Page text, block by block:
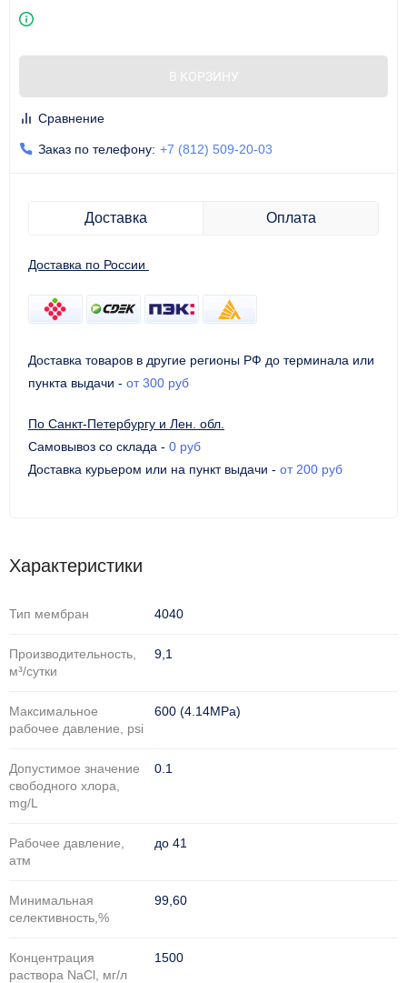
В КОРЗИНУ
Сравнение
Заказ по телефону: +7 (812) 509-20-03
Доставка Оплата
Доставка по России
Доставка товаров в другие регионы РФ до терминала или
пункта выдачи - от 300 руб
По Санкт-Петербургу и Лен. обл.
Самовывоз со склада - 0 руб
Доставка курьером или на пункт выдачи - от 200 руб
Характеристики
Тип мембран 4040
Производительность,
м³/сутки
9,1
Максимальное
рабочее давление, psi
600 (4.14MPa)
Допустимое значение
свободного хлора,
mg/L
0.1
Рабочее давление,
атм
до 41
Минимальная
селективность,%
99,60
Концентрация
раствора NaCl, мг/л
1500